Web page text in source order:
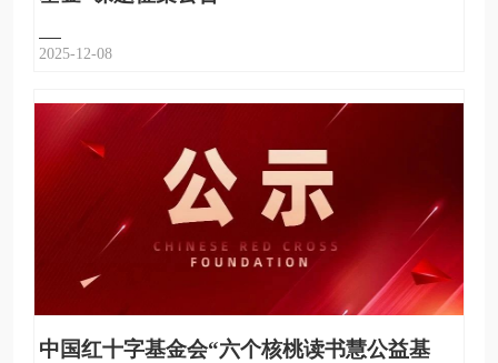
2025-12-08
中国红十字基金会“六个核桃读书慧公益基